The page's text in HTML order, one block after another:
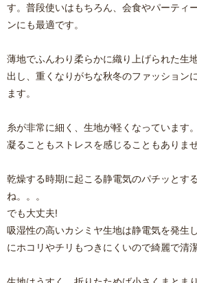
す。普段使いはもちろん、会食やパーティ
ンにも最適です。
薄地でふんわり柔らかに織り上げられた生
出し、重くなりがちな秋冬のファッション
ます。
糸が非常に細く、生地が軽くなっています
凝ることもストレスを感じることもありませ
乾燥する時期に起こる静電気のパチッとす
ね。。。
でも大丈夫!
吸湿性の高いカシミヤ生地は静電気を発生
にホコリやチリもつきにくいので綺麗で清